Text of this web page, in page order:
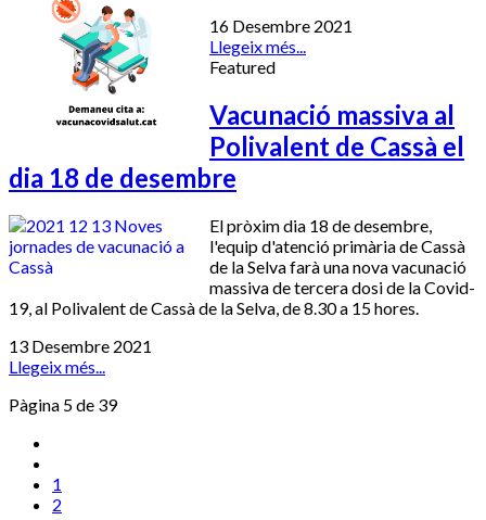
16 Desembre 2021
Llegeix més...
Featured
Vacunació massiva al
Polivalent de Cassà el
dia 18 de desembre
El pròxim dia 18 de desembre,
l'equip d'atenció primària de Cassà
de la Selva farà una nova vacunació
massiva de tercera dosi de la Covid-
19, al Polivalent de Cassà de la Selva, de 8.30 a 15 hores.
13 Desembre 2021
Llegeix més...
Pàgina 5 de 39
1
2